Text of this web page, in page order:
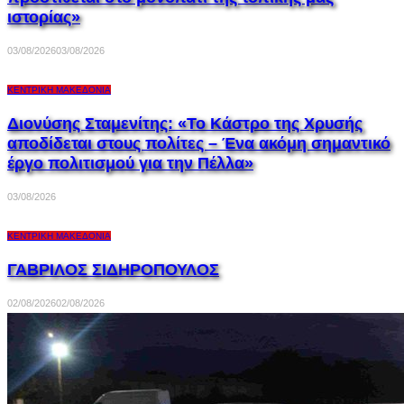
ιστορίας»
03/08/202603/08/2026
ΚΕΝΤΡΙΚΉ ΜΑΚΕΔΟΝΊΑ
Διονύσης Σταμενίτης: «Το Κάστρο της Χρυσής
αποδίδεται στους πολίτες – Ένα ακόμη σημαντικό
έργο πολιτισμού για την Πέλλα»
03/08/2026
ΚΕΝΤΡΙΚΉ ΜΑΚΕΔΟΝΊΑ
ΓΑΒΡΙΛΟΣ ΣΙΔΗΡΟΠΟΥΛΟΣ
02/08/202602/08/2026